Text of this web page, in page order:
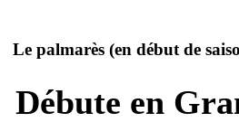
Le palmarès (en début de
Débute en